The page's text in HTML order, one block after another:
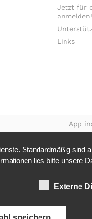
Jetzt für
anmelden!
Links
App
Standardmäßig sind
lies bitte unsere
Externe
speichern